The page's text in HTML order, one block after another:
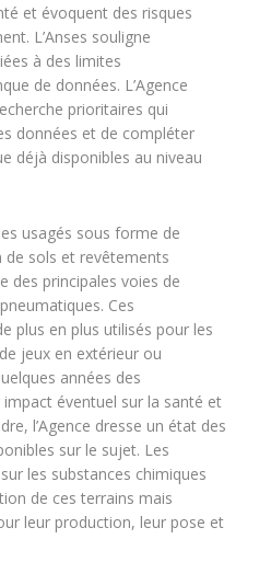
et évoquent des risques
L’Anses souligne
à des limites
de données. L’Agence
prioritaires qui
données et de compléter
déjà disponibles au niveau
usagés sous forme de
de sols et revêtements
des principales voies de
Ces
plus en plus utilisés pour les
jeux en extérieur ou
années des
éventuel sur la santé et
l’Agence dresse un état des
sur le sujet. Les
les substances chimiques
de ces terrains mais
leur production, leur pose et